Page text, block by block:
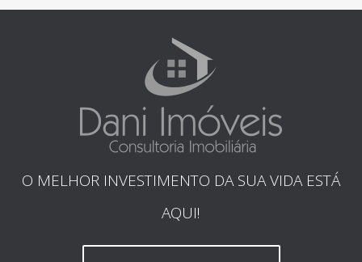
O MELHOR INVESTIMENTO DA SUA VIDA ESTÁ
AQUI!